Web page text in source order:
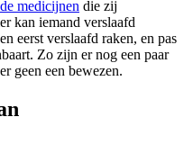
medicijnen die zij
kan iemand verslaafd
eerst verslaafd raken, en pas
Zo zijn er nog een paar
geen een bewezen.